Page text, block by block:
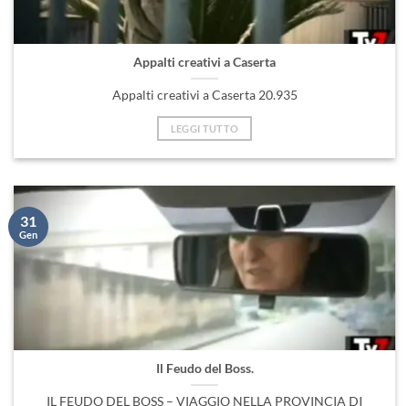
Appalti creativi a Caserta
Appalti creativi a Caserta 20.935
LEGGI TUTTO
Il Feudo del Boss.
IL FEUDO DEL BOSS – VIAGGIO NELLA PROVINCIA DI
31
Gen